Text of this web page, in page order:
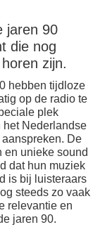
jaren 90
die nog
zijn.
hebben tijdloze
op de radio te
plek
Nederlandse
De
en unieke sound
dat hun muziek
is bij luisteraars
steeds zo vaak
relevantie en
jaren 90.